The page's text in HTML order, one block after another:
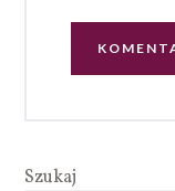
Szukaj